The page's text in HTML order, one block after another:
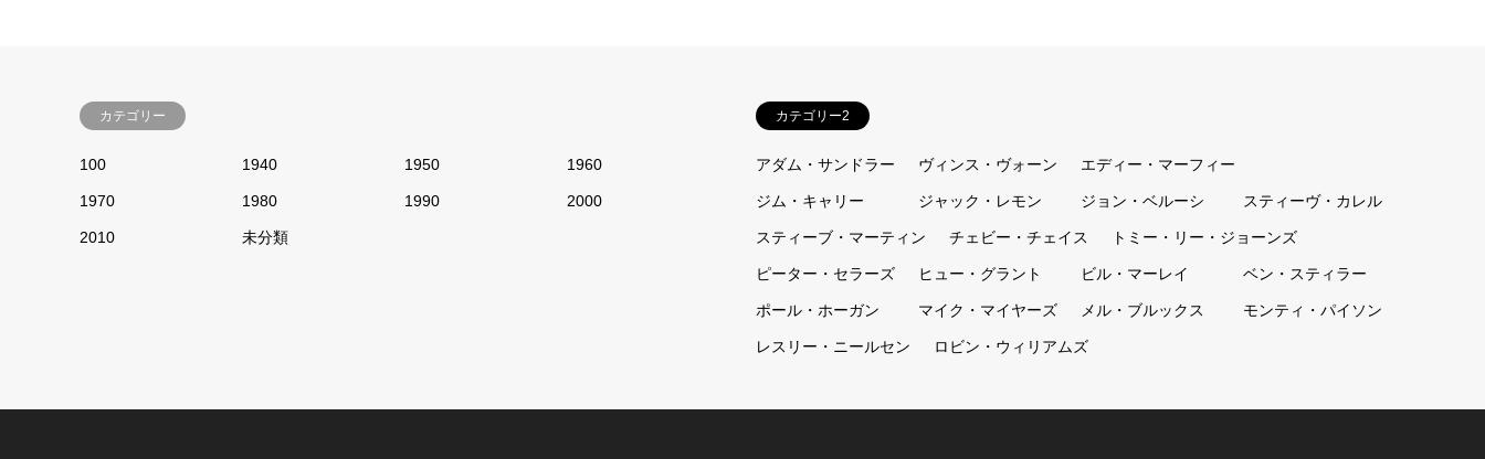
カテゴリー
100 1940 1950 1960
1970 1980 1990 2000
2010 未分類
カテゴリー2
アダム・サンドラー ヴィンス・ヴォーン エディー・マーフィー
ジム・キャリー ジャック・レモン ジョン・ベルーシ スティーヴ・カレル
スティーブ・マーティン チェビー・チェイス トミー・リー・ジョーンズ
ピーター・セラーズ ヒュー・グラント ビル・マーレイ ベン・スティラー
ポール・ホーガン マイク・マイヤーズ メル・ブルックス モンティ・パイソン
レスリー・ニールセン ロビン・ウィリアムズ